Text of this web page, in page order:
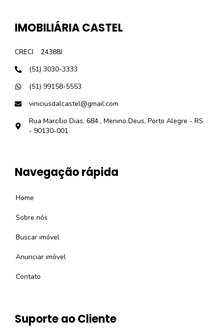
IMOBILIÁRIA CASTEL
CRECI
24388J
(51) 3030-3333
(51) 99158-5553
viniciusdalcastel@gmail.com
Rua Marcílio Dias, 684 , Menino Deus, Porto Alegre - RS
- 90130-001
Navegação rápida
Home
Sobre nós
Buscar imóvel
Anunciar imóvel
Contato
Suporte ao Cliente